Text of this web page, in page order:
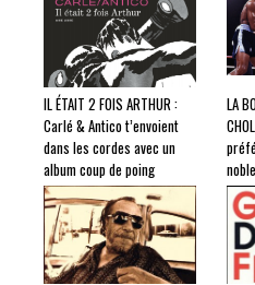
IL ÉTAIT 2 FOIS ARTHUR :
Carlé & Antico t’envoient
dans les cordes avec un
album coup de poing
LA